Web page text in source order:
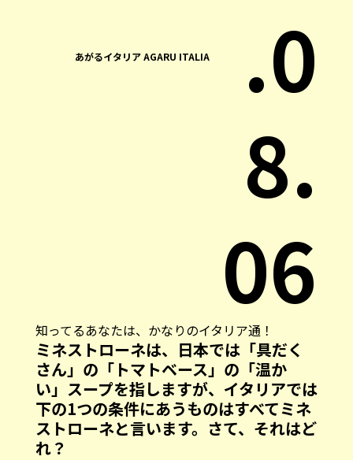
あがるイタリア AGARU ITALIA
.0
8.
06
知ってるあなたは、かなりのイタリア通！
ミネストローネは、日本では「具だく
さん」の「トマトベース」の「温か
い」スープを指しますが、イタリアでは
下の1つの条件にあうものはすべてミネ
ストローネと言います。さて、それはど
れ？